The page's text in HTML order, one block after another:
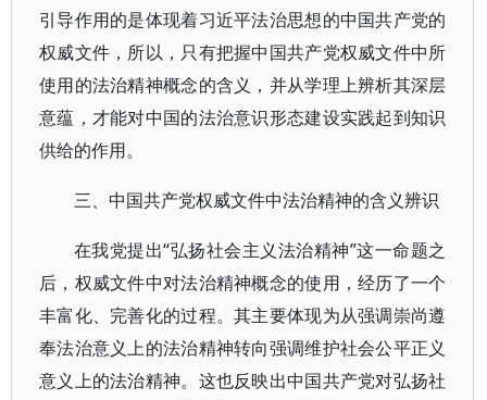
引导作用的是体现着习近平法治思想的中国共产党的
权威文件，所以，只有把握中国共产党权威文件中所
使用的法治精神概念的含义，并从学理上辨析其深层
意蕴，才能对中国的法治意识形态建设实践起到知识
供给的作用。
三、中国共产党权威文件中法治精神的含义辨识
在我党提出“弘扬社会主义法治精神”这一命题之
后，权威文件中对法治精神概念的使用，经历了一个
丰富化、完善化的过程。其主要体现为从强调崇尚遵
奉法治意义上的法治精神转向强调维护社会公平正义
意义上的法治精神。这也反映出中国共产党对弘扬社